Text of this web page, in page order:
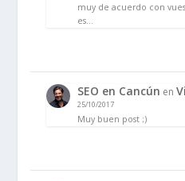
muy de acuerdo con
es…
SEO en Cancún en
25/10/2017
Muy buen post ;)